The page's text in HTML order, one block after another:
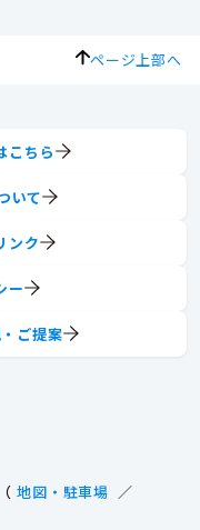
ページ上部へ
地図・駐車場 ／
こちら
いて
ンク
ー
ご提案